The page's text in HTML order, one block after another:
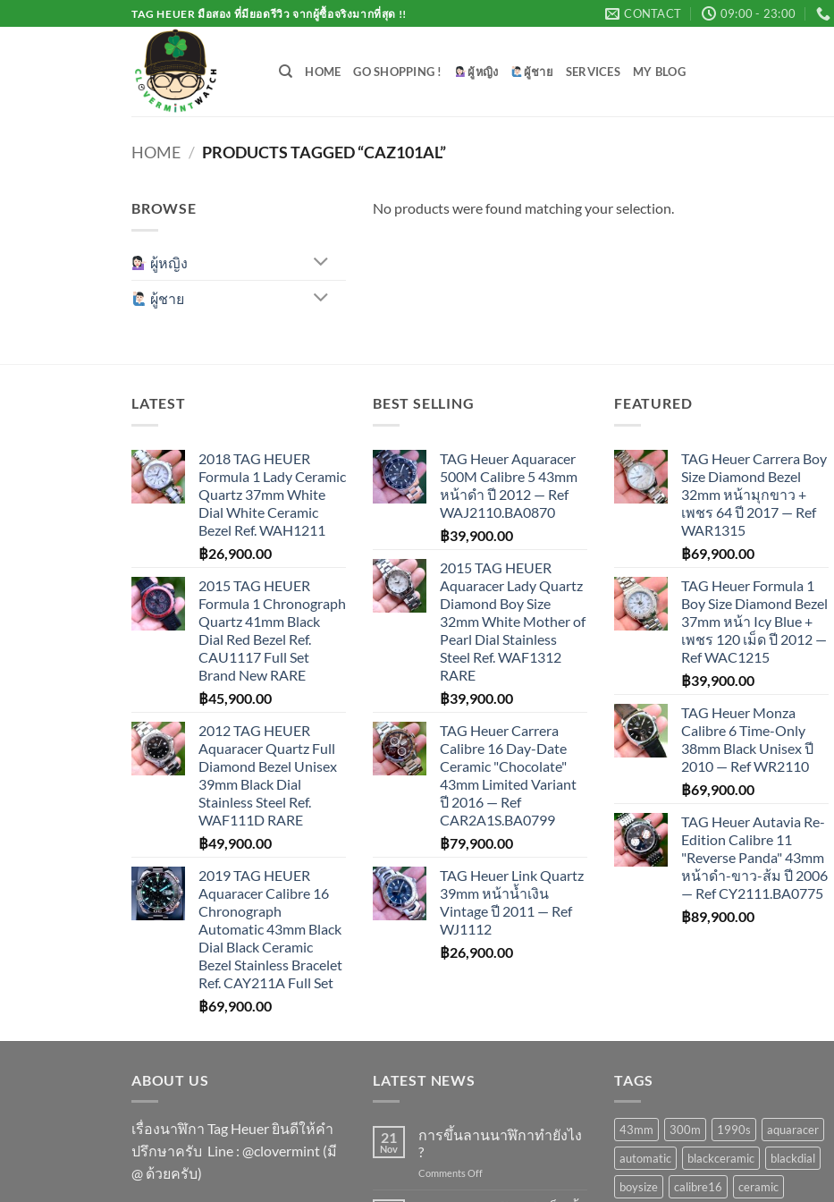
to
TAG HEUER มือสอง ที่มียอดรีวิว จากผู้ซื้อจริงมากที่สุด !! CONTACT 09:00 - 23:00
HOME GO SHOPPING ! ผู้หญิง ผู้ชาย SERVICES MY BLOG
HOME / PRODUCTS TAGGED “CAZ101AL”
BROWSE
ผู้หญิง
ผู้ชาย
No products were found matching your selection.
LATEST
2018 TAG HEUER
Formula 1 Lady Ceramic
Quartz 37mm White
Dial White Ceramic
Bezel Ref. WAH1211
฿26,900.00
2015 TAG HEUER
Formula 1 Chronograph
Quartz 41mm Black
Dial Red Bezel Ref.
CAU1117 Full Set
Brand New RARE
฿45,900.00
2012 TAG HEUER
Aquaracer Quartz Full
Diamond Bezel Unisex
39mm Black Dial
Stainless Steel Ref.
WAF111D RARE
฿49,900.00
2019 TAG HEUER
Aquaracer Calibre 16
Chronograph
Automatic 43mm Black
Dial Black Ceramic
Bezel Stainless Bracelet
Ref. CAY211A Full Set
฿69,900.00
BEST SELLING
TAG Heuer Aquaracer
500M Calibre 5 43mm
หน้าดำ ปี 2012 — Ref
WAJ2110.BA0870
฿39,900.00
2015 TAG HEUER
Aquaracer Lady Quartz
Diamond Boy Size
32mm White Mother of
Pearl Dial Stainless
Steel Ref. WAF1312
RARE
฿39,900.00
TAG Heuer Carrera
Calibre 16 Day-Date
Ceramic "Chocolate"
43mm Limited Variant
ปี 2016 — Ref
CAR2A1S.BA0799
฿79,900.00
TAG Heuer Link Quartz
39mm หน้าน้ำเงิน
Vintage ปี 2011 — Ref
WJ1112
฿26,900.00
FEATURED
TAG Heuer Carrera Boy
Size Diamond Bezel
32mm หน้ามุกขาว +
เพชร 64 ปี 2017 — Ref
WAR1315
฿69,900.00
TAG Heuer Formula 1
Boy Size Diamond Bezel
37mm หน้า Icy Blue +
เพชร 120 เม็ด ปี 2012 —
Ref WAC1215
฿39,900.00
TAG Heuer Monza
Calibre 6 Time-Only
38mm Black Unisex ปี
2010 — Ref WR2110
฿69,900.00
TAG Heuer Autavia Re-
Edition Calibre 11
"Reverse Panda" 43mm
หน้าดำ-ขาว-ส้ม ปี 2006
— Ref CY2111.BA0775
฿89,900.00
ABOUT US
เรื่องนาฬิกา Tag Heuer ยินดีให้คำ
ปรึกษาครับ ​Line : @clovermint (มี
@ ด้วยครับ)
LATEST NEWS
21
Nov
การขึ้นลานนาฬิกาทำยังไง
?
Comments Offon
TAGS
43mm 300m 1990s
aquaracer
automatic
blackceramic
blackdial
boysize
calibre16
ceramic